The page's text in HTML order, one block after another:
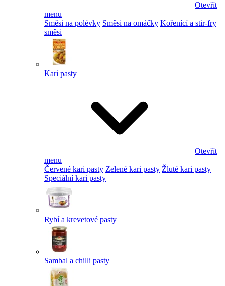
Otevřít
menu
Směsi na polévky Směsi na omáčky Kořenící a stir-fry
směsi
Kari pasty
Otevřít
menu
Červené kari pasty Zelené kari pasty Žluté kari pasty
Speciální kari pasty
Rybí a krevetové pasty
Sambal a chilli pasty